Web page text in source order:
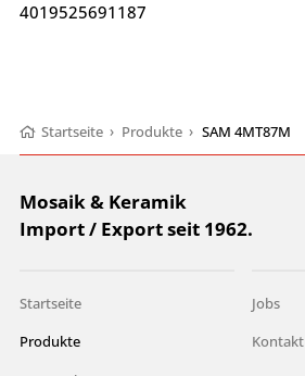
4019525691187
Startseite › Produkte › SAM 4MT87M
Mosaik & Keramik
Import / Export seit 1962.
Startseite
Produkte
Jobs
Kontakt